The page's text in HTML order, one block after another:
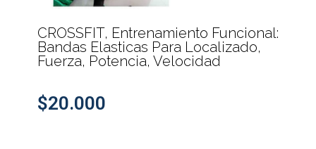
CROSSFIT, Entrenamiento Funcional:
Bandas Elasticas Para Localizado,
Fuerza, Potencia, Velocidad
$20.000